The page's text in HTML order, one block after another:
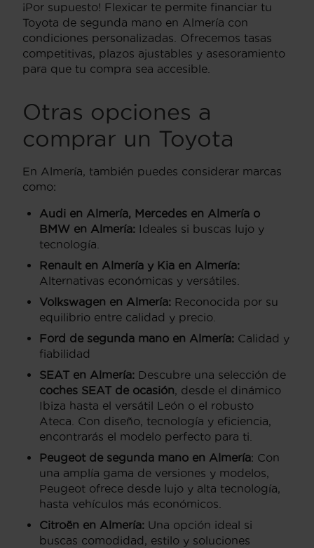
¡Por supuesto! Flexicar te permite financiar tu
Toyota de segunda mano en Almería con
condiciones personalizadas. Ofrecemos tasas
competitivas, plazos ajustables y asesoramiento
para que tu compra sea accesible.
Otras opciones a
comprar un Toyota
En Almería, también puedes considerar marcas
como:
Audi en Almería Mercedes en Almería o
BMW en Almería: Ideales si buscas lujo y
tecnología.
Renault en Almería y Kia en Almería:
Alternativas económicas y versátiles.
Volkswagen en Almería: Reconocida por su
equilibrio entre calidad y precio.
Ford de segunda mano en Almería: Calidad y
fiabilidad
SEAT en Almería: Descubre una selección de
coches SEAT de ocasión , desde el dinámico
Ibiza hasta el versátil León o el robusto
Ateca. Con diseño, tecnología y eficiencia,
encontrarás el modelo perfecto para ti.
Peugeot de segunda mano en Almería: Con
una amplía gama de versiones y modelos,
Peugeot ofrece desde lujo y alta tecnología,
hasta vehículos más económicos.
Citroën en Almería: Una opción ideal si
buscas comodidad, estilo y soluciones